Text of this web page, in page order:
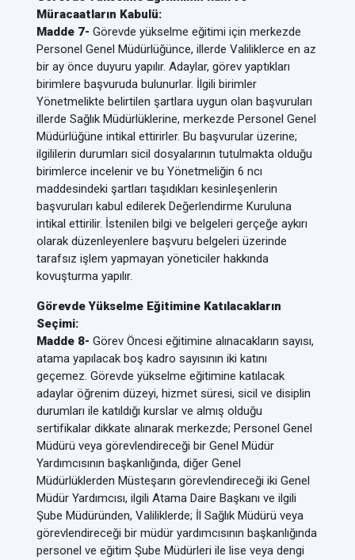
Müracaatların Kabulü:
Madde 7- Görevde yükselme eğitimi için merkezde
Personel Genel Müdürlüğünce, illerde Valiliklerce en az
bir ay önce duyuru yapılır. Adaylar, görev yaptıkları
birimlere başvuruda bulunurlar. İlgili birimler
Yönetmelikte belirtilen şartlara uygun olan başvuruları
illerde Sağlık Müdürlüklerine, merkezde Personel Genel
Müdürlüğüne intikal ettirirler. Bu başvurular üzerine;
ilgililerin durumları sicil dosyalarının tutulmakta olduğu
birimlerce incelenir ve bu Yönetmeliğin 6 ncı
maddesindeki şartları taşıdıkları kesinleşenlerin
başvuruları kabul edilerek Değerlendirme Kuruluna
intikal ettirilir. İstenilen bilgi ve belgeleri gerçeğe aykırı
olarak düzenleyenlere başvuru belgeleri üzerinde
tarafsız işlem yapmayan yöneticiler hakkında
kovuşturma yapılır.
Görevde Yükselme Eğitimine Katılacakların
Seçimi:
Madde 8- Görev Öncesi eğitimine alınacakların sayısı,
atama yapılacak boş kadro sayısının iki katını
geçemez. Görevde yükselme eğitimine katılacak
adaylar öğrenim düzeyi, hizmet süresi, sicil ve disiplin
durumları ile katıldığı kurslar ve almış olduğu
sertifikalar dikkate alınarak merkezde; Personel Genel
Müdürü veya görevlendireceği bir Genel Müdür
Yardımcısının başkanlığında, diğer Genel
Müdürlüklerden Müsteşarın görevlendireceği iki Genel
Müdür Yardımcısı, ilgili Atama Daire Başkanı ve ilgili
Şube Müdüründen, Valiliklerde; İl Sağlık Müdürü veya
görevlendireceği bir müdür yardımcısının başkanlığında
personel ve eğitim Şube Müdürleri ile lise veya dengi